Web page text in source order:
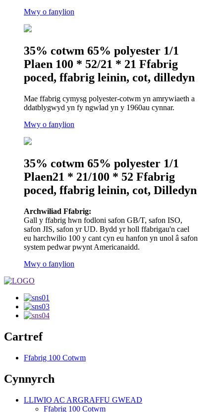
Mwy o fanylion
35% cotwm 65% polyester 1/1
Plaen 100 * 52/21 * 21 Ffabrig
poced, ffabrig leinin, cot, dilledyn
Mae ffabrig cymysg polyester-cotwm yn amrywiaeth a
ddatblygwyd yn fy ngwlad yn y 1960au cynnar.
Mwy o fanylion
35% cotwm 65% polyester 1/1
Plaen21 * 21/100 * 52 Ffabrig
poced, ffabrig leinin, cot, Dilledyn
Archwiliad Ffabrig:
Gall y ffabrig hwn fodloni safon GB/T, safon ISO,
safon JIS, safon yr UD. Bydd yr holl ffabrigau'n cael
eu harchwilio 100 y cant cyn eu hanfon yn unol â safon
system pedwar pwynt Americanaidd.
Mwy o fanylion
Cartref
Ffabrig 100 Cotwm
Cynnyrch
LLIWIO AC ARGRAFFU GWEAD
Ffabrig 100 Cotwm